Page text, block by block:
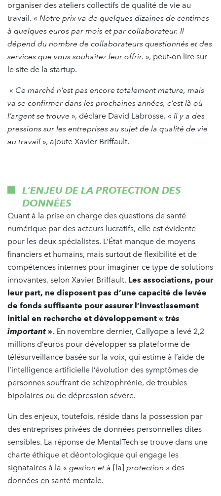
organiser des ateliers collectifs de qualité de vie au
travail. « Notre prix va de quelques dizaines de centimes
à quelques euros par mois et par collaborateur. Il
dépend du nombre de collaborateurs questionnés et des
services que vous souhaitez leur offrir. », peut-on lire sur
le site de la startup.
« Ce marché n’est pas encore totalement mature, mais
va se confirmer dans les prochaines années, c’est là où
l’argent se trouve », déclare David Labrosse. « Il y a des
pressions sur les entreprises au sujet de la qualité de vie
au travail », ajoute Xavier Briffault.
L’ENJEU DE LA PROTECTION DES
DONNÉES
Quant à la prise en charge des questions de santé
numérique par des acteurs lucratifs, elle est évidente
pour les deux spécialistes. L’État manque de moyens
financiers et humains, mais surtout de flexibilité et de
compétences internes pour imaginer ce type de solutions
innovantes, selon Xavier Briffault. Les associations, pour
leur part, ne disposent pas d’une capacité de levée
de fonds suffisante pour assurer l’investissement
initial en recherche et développement « très
important ». En novembre dernier, Callyope a levé 2,2
millions d’euros pour développer sa plateforme de
télésurveillance basée sur la voix, qui estime à l’aide de
l’intelligence artificielle l’évolution des symptômes de
personnes souffrant de schizophrénie, de troubles
bipolaires ou de dépression sévère.
Un des enjeux, toutefois, réside dans la possession par
des entreprises privées de données personnelles dites
sensibles. La réponse de MentalTech se trouve dans une
charte éthique et déontologique qui engage les
signataires à la « gestion et à [la] protection » des
données en santé mentale.